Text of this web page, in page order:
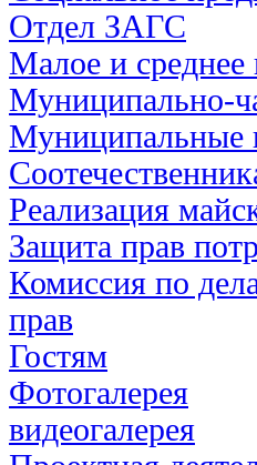
Отдел ЗАГС
Малое и среднее
Муниципально-
Муниципальные
Реализация
Защита прав
Комиссия по
прав
Гостям
Фотогалерея
видеогалерея